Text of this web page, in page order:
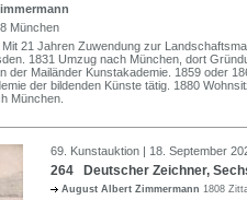
München
21 Jahren Zuwendung zur
1831 Umzug nach München, dort
der Mailänder Kunstakademie. 1859 oder
der bildenden Künste tätig. 1880
München.
69. Kunstauktion | 18. September
264 Deutscher Zeichner,
August Albert Zimmermann 1808